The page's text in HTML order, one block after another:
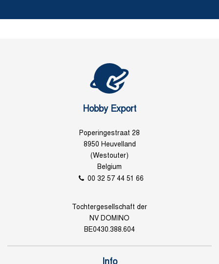
Hobby Export
Poperingestraat 28
8950 Heuvelland
(Westouter)
Belgium
00 32 57 44 51 66
Tochtergesellschaft der
NV DOMINO
BE0430.388.604